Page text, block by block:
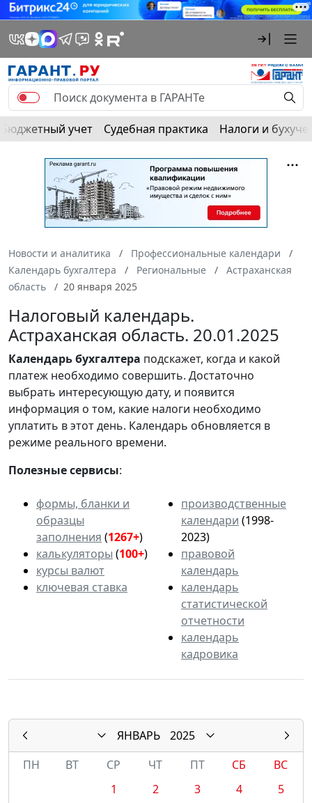
Бюджетный учет Судебная практика Налоги и
Новости и аналитика
Профессиональные календари
Календарь бухгалтера
Региональные
Астраханская
область
20 января 2025
Налоговый календарь.
Астраханская область. 20.01.2025
Календарьбухгалтера подскажет, когда и какой
платеж необходимо совершить. Достаточно
выбрать интересующую дату, и появится
информация о том, какие налоги необходимо
уплатить в этот день. Календарь обновляется в
режиме реального времени.
Полезные сервисы:
формы, бланки и
образцы
заполнения (1267+)
калькуляторы (100+)
курсы валют
ключевая ставка
производственные
календари (1998-
2023)
правовой
календарь
календарь
статистической
отчетности
календарь
кадровика
ЯНВАРЬ
2025
ПН
ВТ СР ЧТ ПТ СБ
ВС
1
2 3 4
5